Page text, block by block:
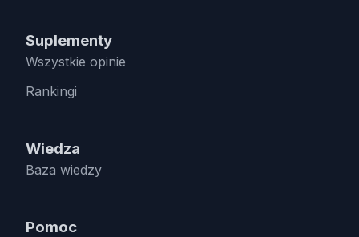
Suplementy
Wszystkie opinie
Rankingi
Wiedza
Baza wiedzy
Pomoc